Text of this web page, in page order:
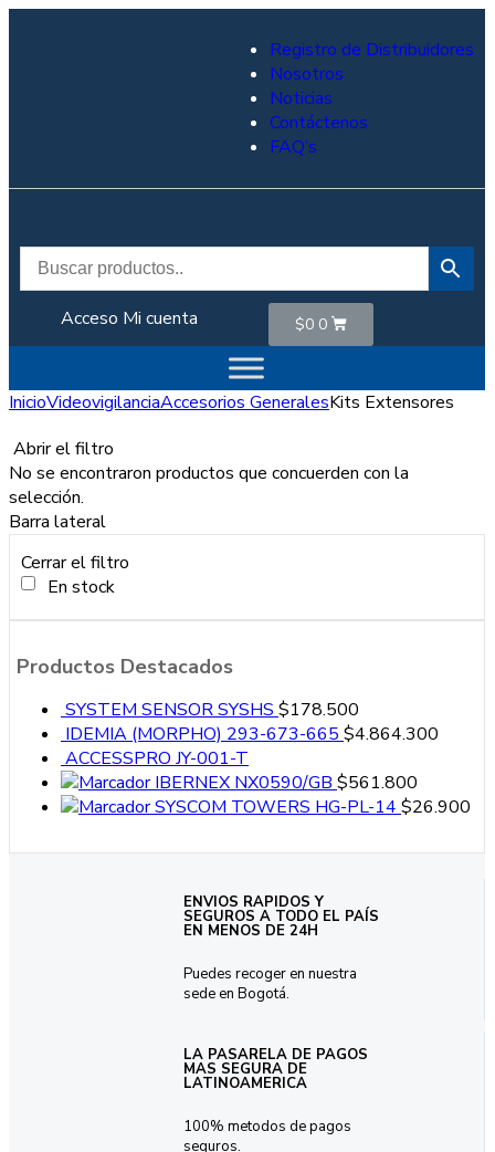
Registro de Distribuidores
Nosotros
Noticias
Contáctenos
FAQ’s
Acceso Mi cuenta $0 0
InicioVideovigilanciaAccesorios GeneralesKits Extensores
Abrir el filtro
No se encontraron productos que concuerden con la
selección.
Barra lateral
Cerrar el filtro
En stock
Productos Destacados
SYSTEM SENSOR SYSHS $178.500
IDEMIA (MORPHO) 293-673-665 $4.864.300
ACCESSPRO JY-001-T
IBERNEX NX0590/GB $561.800
SYSCOM TOWERS HG-PL-14 $26.900
ENVIOS RAPIDOS Y
SEGUROS A TODO EL PAÍS
EN MENOS DE 24H
Puedes recoger en nuestra
sede en Bogotá.
LA PASARELA DE PAGOS
MAS SEGURA DE
LATINOAMERICA
100% metodos de pagos
seguros.